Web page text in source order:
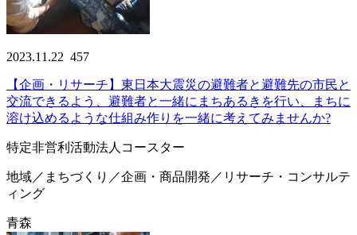
2023.11.22 457
【企画・リサーチ】東日本大震災の避難者と避難先の市民と
交流できるよう、避難者と一緒にまちあるきを行い、まちに
溶け込めるような仕組み作りを一緒に考えてみませんか?
特定非営利活動法人コースター
地域／まちづくり／企画・商品開発／リサーチ・コンサルテ
ィング
青森